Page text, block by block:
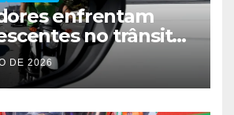
enfrentam
no trânsito
DE 2026